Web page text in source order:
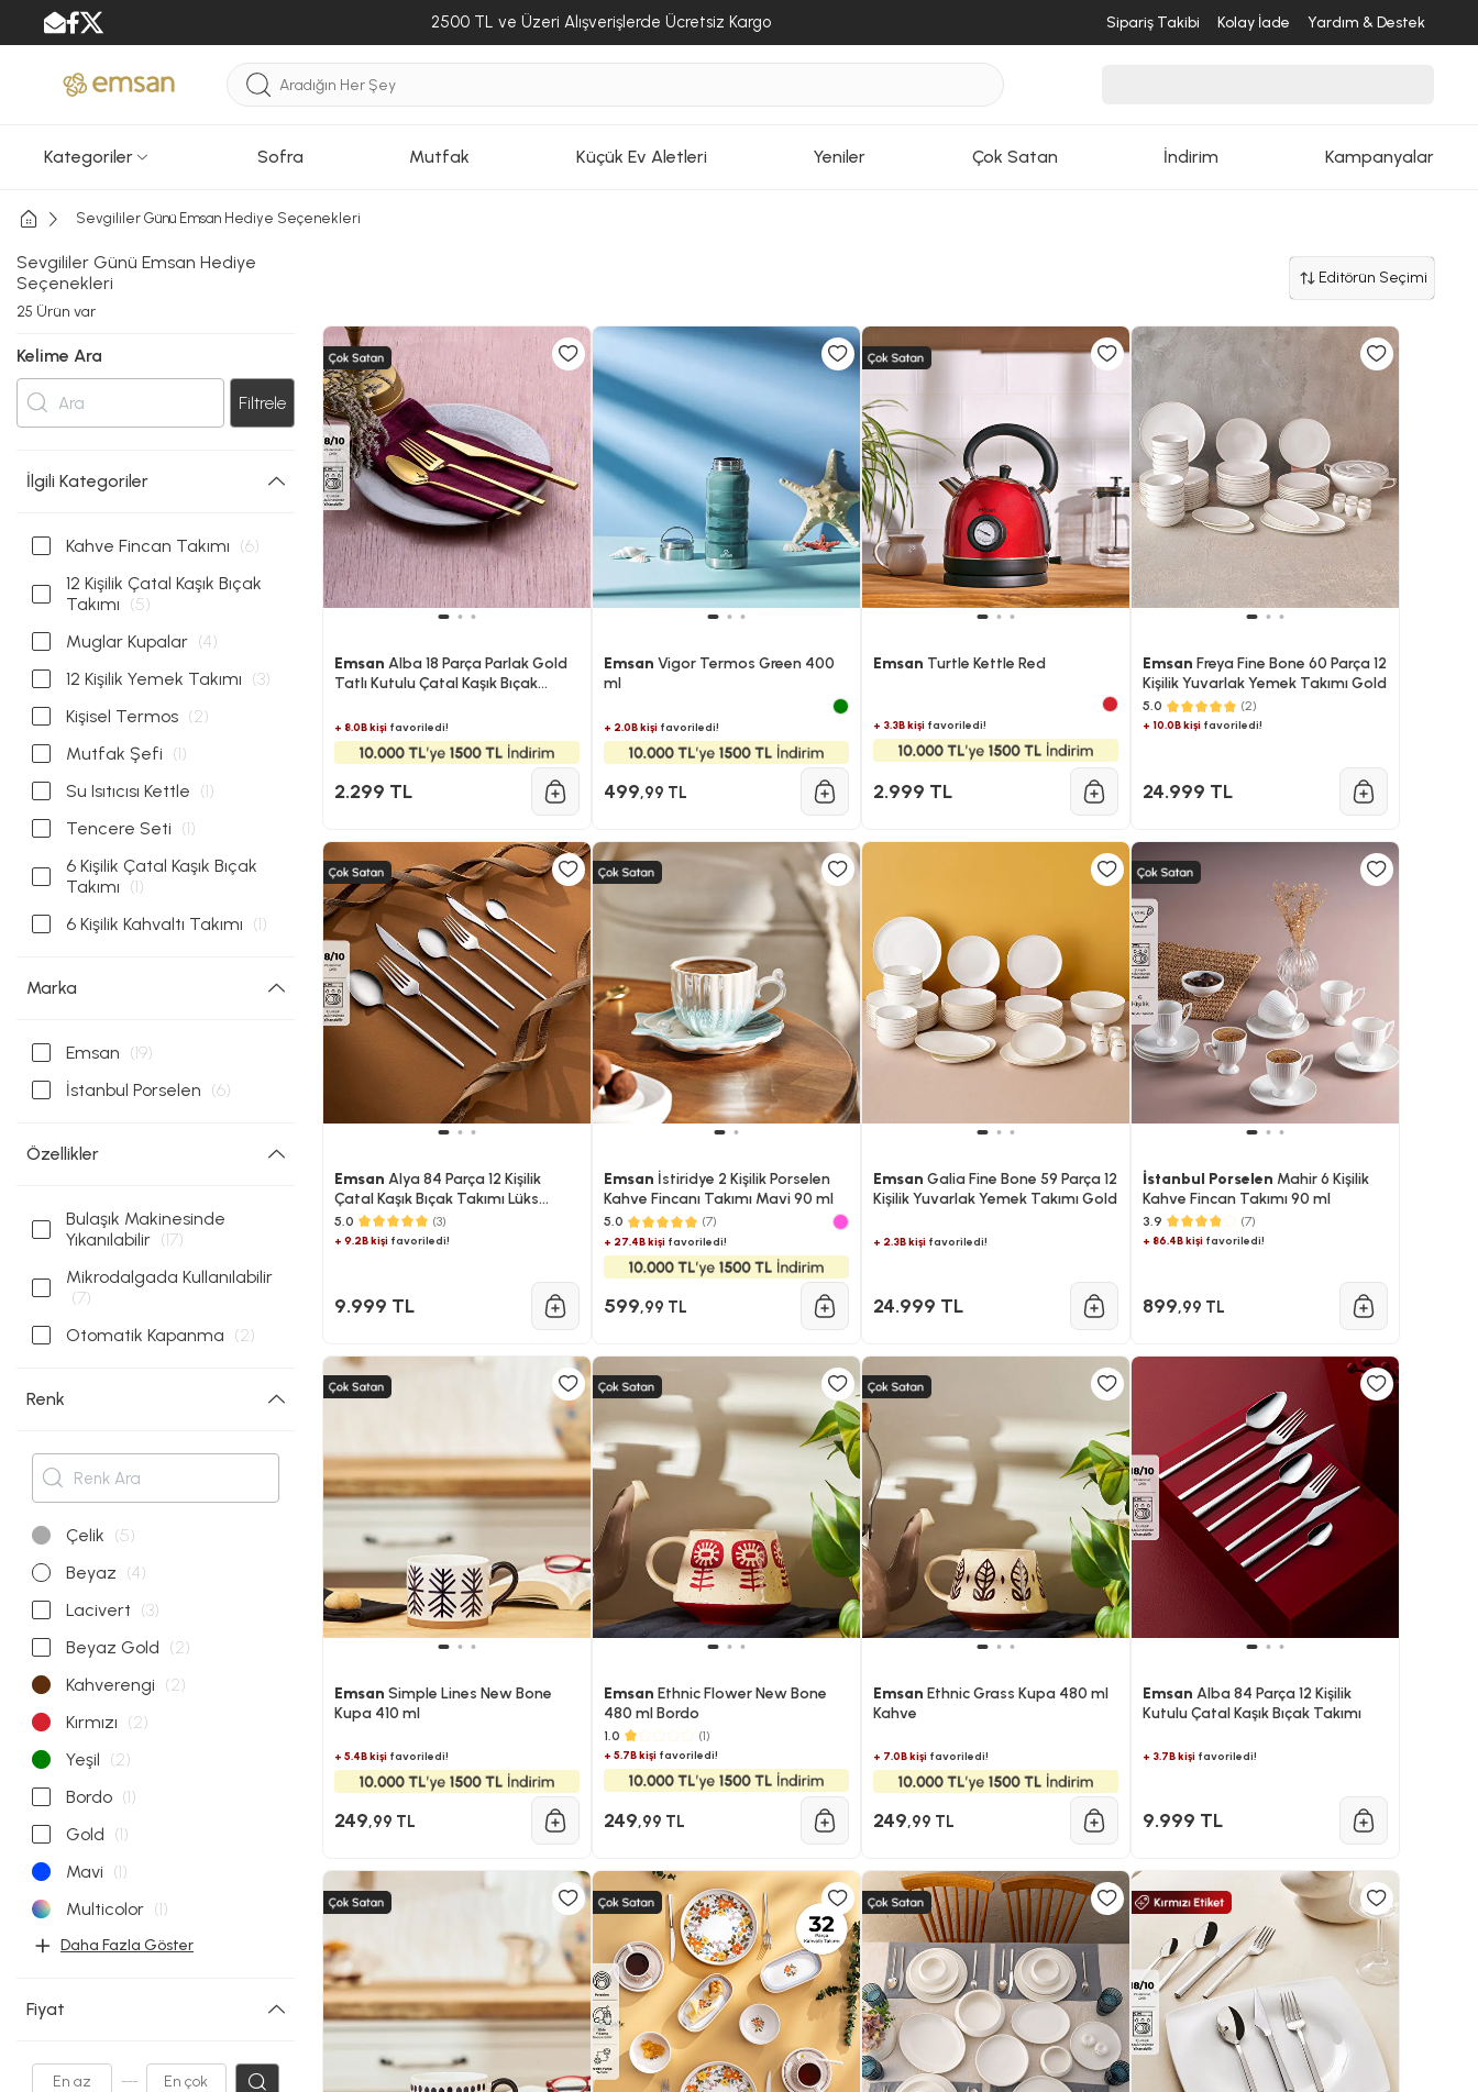
2500 TL ve Üzeri Alışverişlerde Ücretsiz Kargo Sipariş Takibi Kolay İade Yardım & Destek
Kategoriler Sofra Mutfak Küçük Ev Aletleri Yeniler Çok Satan İndirim Kampanyalar
Sevgililer Günü Emsan Hediye Seçenekleri
Sevgililer Günü Emsan Hediye
Seçenekleri
25 Ürün var
Kelime Ara
Filtrele
İlgili Kategoriler
Kahve Fincan Takımı (6)
12 Kişilik Çatal Kaşık Bıçak
Takımı (5)
Muglar Kupalar (4)
12 Kişilik Yemek Takımı (3)
Kişisel Termos (2)
Mutfak Şefi (1)
Su Isıtıcısı Kettle (1)
Tencere Seti (1)
6 Kişilik Çatal Kaşık Bıçak
Takımı (1)
6 Kişilik Kahvaltı Takımı (1)
Marka
Emsan (19)
İstanbul Porselen (6)
Özellikler
Bulaşık Makinesinde
Yıkanılabilir (17)
Mikrodalgada Kullanılabilir
(7)
Otomatik Kapanma (2)
Renk
Çelik (5)
Beyaz (4)
Lacivert (3)
Beyaz Gold (2)
Kahverengi (2)
Kırmızı (2)
Yeşil (2)
Bordo (1)
Gold (1)
Mavi (1)
Multicolor (1)
Daha Fazla Göster
Fiyat
---
Editörün Seçimi
Emsan Alba 18 Parça Parlak Gold
Tatlı Kutulu Çatal Kaşık Bıçak
+ 8.0B kişifavoriledi!
2.299 TL
Emsan Vigor Termos Green 400
ml
+ 2.0B kişifavoriledi!
499,99 TL
Emsan Turtle Kettle Red
+ 3.3B kişifavoriledi!
2.999 TL
Emsan Freya Fine Bone 60 Parça 12
Kişilik Yuvarlak Yemek Takımı Gold
5.0 (2)
+ 10.0B kişi favoriledi!
24.999 TL
Emsan Alya 84 Parça 12 Kişilik
Çatal Kaşık Bıçak Takımı Lüks
Kutulu
5.0 (3)
+ 9.2B kişifavoriledi!
9.999 TL
Emsan İstiridye 2 Kişilik Porselen
Kahve Fincanı Takımı Mavi 90 ml
5.0 (7)
+ 27.4B kişifavoriledi!
599,99 TL
Emsan Galia Fine Bone 59 Parça 12
Kişilik Yuvarlak Yemek Takımı Gold
+ 2.3B kişifavoriledi!
24.999 TL
İstanbul Porselen Mahir 6 Kişilik
Kahve Fincan Takımı 90 ml
3.9 (7)
+ 86.4B kişi favoriledi!
899,99 TL
Emsan Simple Lines New Bone
Kupa 410 ml
+ 5.4B kişifavoriledi!
249,99 TL
Emsan Ethnic Flower New Bone
480 ml Bordo
1.0 (1)
+ 5.7B kişifavoriledi!
249,99 TL
Emsan Ethnic Grass Kupa 480 ml
Kahve​​​​​​​
+ 7.0B kişifavoriledi!
249,99 TL
Emsan Alba 84 Parça 12 Kişilik
Kutulu Çatal Kaşık Bıçak Takımı
+ 3.7B kişi favoriledi!
9.999 TL